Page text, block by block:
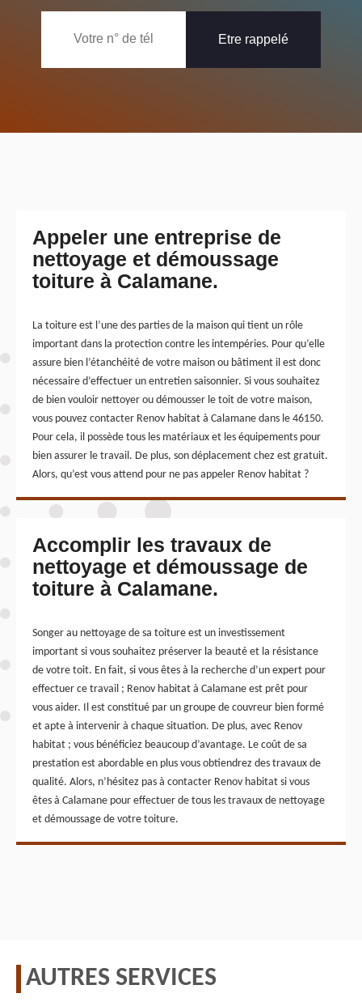
Appeler une entreprise de
nettoyage et démoussage
toiture à Calamane.
La toiture est l’une des parties de la maison qui tient un rôle
important dans la protection contre les intempéries. Pour qu’elle
assure bien l’étanchéité de votre maison ou bâtiment il est donc
nécessaire d’effectuer un entretien saisonnier. Si vous souhaitez
de bien vouloir nettoyer ou démousser le toit de votre maison,
vous pouvez contacter Renov habitat à Calamane dans le 46150.
Pour cela, il possède tous les matériaux et les équipements pour
bien assurer le travail. De plus, son déplacement chez est gratuit.
Alors, qu’est vous attend pour ne pas appeler Renov habitat ?
Accomplir les travaux de
nettoyage et démoussage de
toiture à Calamane.
Songer au nettoyage de sa toiture est un investissement
important si vous souhaitez préserver la beauté et la résistance
de votre toit. En fait, si vous êtes à la recherche d’un expert pour
effectuer ce travail ; Renov habitat à Calamane est prêt pour
vous aider. Il est constitué par un groupe de couvreur bien formé
et apte à intervenir à chaque situation. De plus, avec Renov
habitat ; vous bénéficiez beaucoup d’avantage. Le coût de sa
prestation est abordable en plus vous obtiendrez des travaux de
qualité. Alors, n’hésitez pas à contacter Renov habitat si vous
êtes à Calamane pour effectuer de tous les travaux de nettoyage
et démoussage de votre toiture.
AUTRES SERVICES